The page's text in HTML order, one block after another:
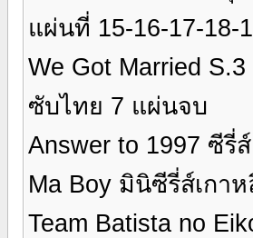
แผ่นที่ 15-16-17-18-
We Got Married
ซับไทย 7 แผ่นจบ
Answer to 1997 ซี
Ma Boy มินิซีรี่ส์เกา
Team Batista no